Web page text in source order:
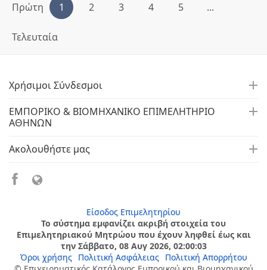
Πρώτη 1 2 3 4 5 ...
Τελευταία
Χρήσιμοι Σύνδεσμοι
ΕΜΠΟΡΙΚΟ & ΒΙΟΜΗΧΑΝΙΚΟ ΕΠΙΜΕΛΗΤΗΡΙΟ
ΑΘΗΝΩΝ
Ακολουθήστε μας
Είσοδος Επιμελητηρίου
Το σύστημα εμφανίζει ακριβή στοιχεία του
Επιμελητηριακού Μητρώου που έχουν ληφθεί έως και
την Σάββατο, 08 Αυγ 2026, 02:00:03
Όροι χρήσης
Πολιτική Ασφάλειας
Πολιτική Απορρήτου